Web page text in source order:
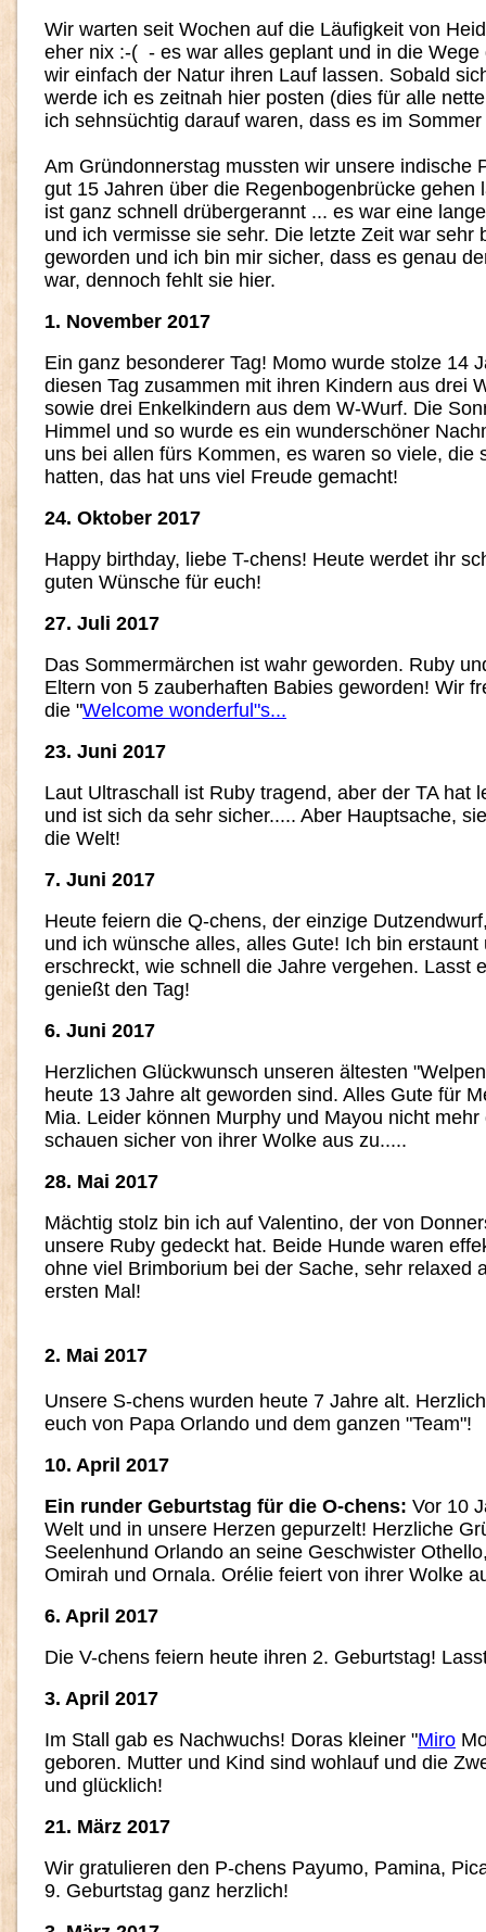
Wir warten seit Wochen auf die Läufigkeit von
eher nix :-( - es war alles geplant und in die Wege
wir einfach der Natur ihren Lauf lassen. Sobald
werde ich es zeitnah hier posten (dies für alle
ich sehnsüchtig darauf waren, dass es im
Am Gründonnerstag mussten wir unsere indische
gut 15 Jahren über die Regenbogenbrücke gehen
ist ganz schnell drübergerannt ... es war eine
und ich vermisse sie sehr. Die letzte Zeit war sehr
geworden und ich bin mir sicher, dass es genau
war, dennoch fehlt sie hier.
1. November 2017
Ein ganz besonderer Tag! Momo wurde stolze 14
diesen Tag zusammen mit ihren Kindern aus drei
sowie drei Enkelkindern aus dem W-Wurf. Die
Himmel und so wurde es ein wunderschöner
uns bei allen fürs Kommen, es waren so viele, die
hatten, das hat uns viel Freude gemacht!
24. Oktober 2017
Happy birthday, liebe T-chens! Heute werdet ihr
guten Wünsche für euch!
27. Juli 2017
Das Sommermärchen ist wahr geworden. Ruby
Eltern von 5 zauberhaften Babies geworden! Wir
die "Welcome wonderful"s...
23. Juni 2017
Laut Ultraschall ist Ruby tragend, aber der TA hat
und ist sich da sehr sicher..... Aber Hauptsache,
die Welt!
7. Juni 2017
Heute feiern die Q-chens, der einzige
und ich wünsche alles, alles Gute! Ich bin erstaunt
erschreckt, wie schnell die Jahre vergehen. Lasst
genießt den Tag!
6. Juni 2017
Herzlichen Glückwunsch unseren ältesten
heute 13 Jahre alt geworden sind. Alles Gute für
Mia. Leider können Murphy und Mayou nicht
schauen sicher von ihrer Wolke aus zu.....
28. Mai 2017
Mächtig stolz bin ich auf Valentino, der von
unsere Ruby gedeckt hat. Beide Hunde waren
ohne viel Brimborium bei der Sache, sehr relaxed
ersten Mal!
2. Mai 2017
Unsere S-chens wurden heute 7 Jahre alt.
euch von Papa Orlando und dem ganzen "Team"!
10. April 2017
Ein runder Geburtstag für die O-chens: Vor 10
Welt und in unsere Herzen gepurzelt! Herzliche
Seelenhund Orlando an seine Geschwister
Omirah und Ornala. Orélie feiert von ihrer Wolke
6. April 2017
Die V-chens feiern heute ihren 2. Geburtstag!
3. April 2017
Im Stall gab es Nachwuchs! Doras kleiner "Miro
geboren. Mutter und Kind sind wohlauf und die
und glücklich!
21. März 2017
Wir gratulieren den P-chens Payumo, Pamina,
9. Geburtstag ganz herzlich!